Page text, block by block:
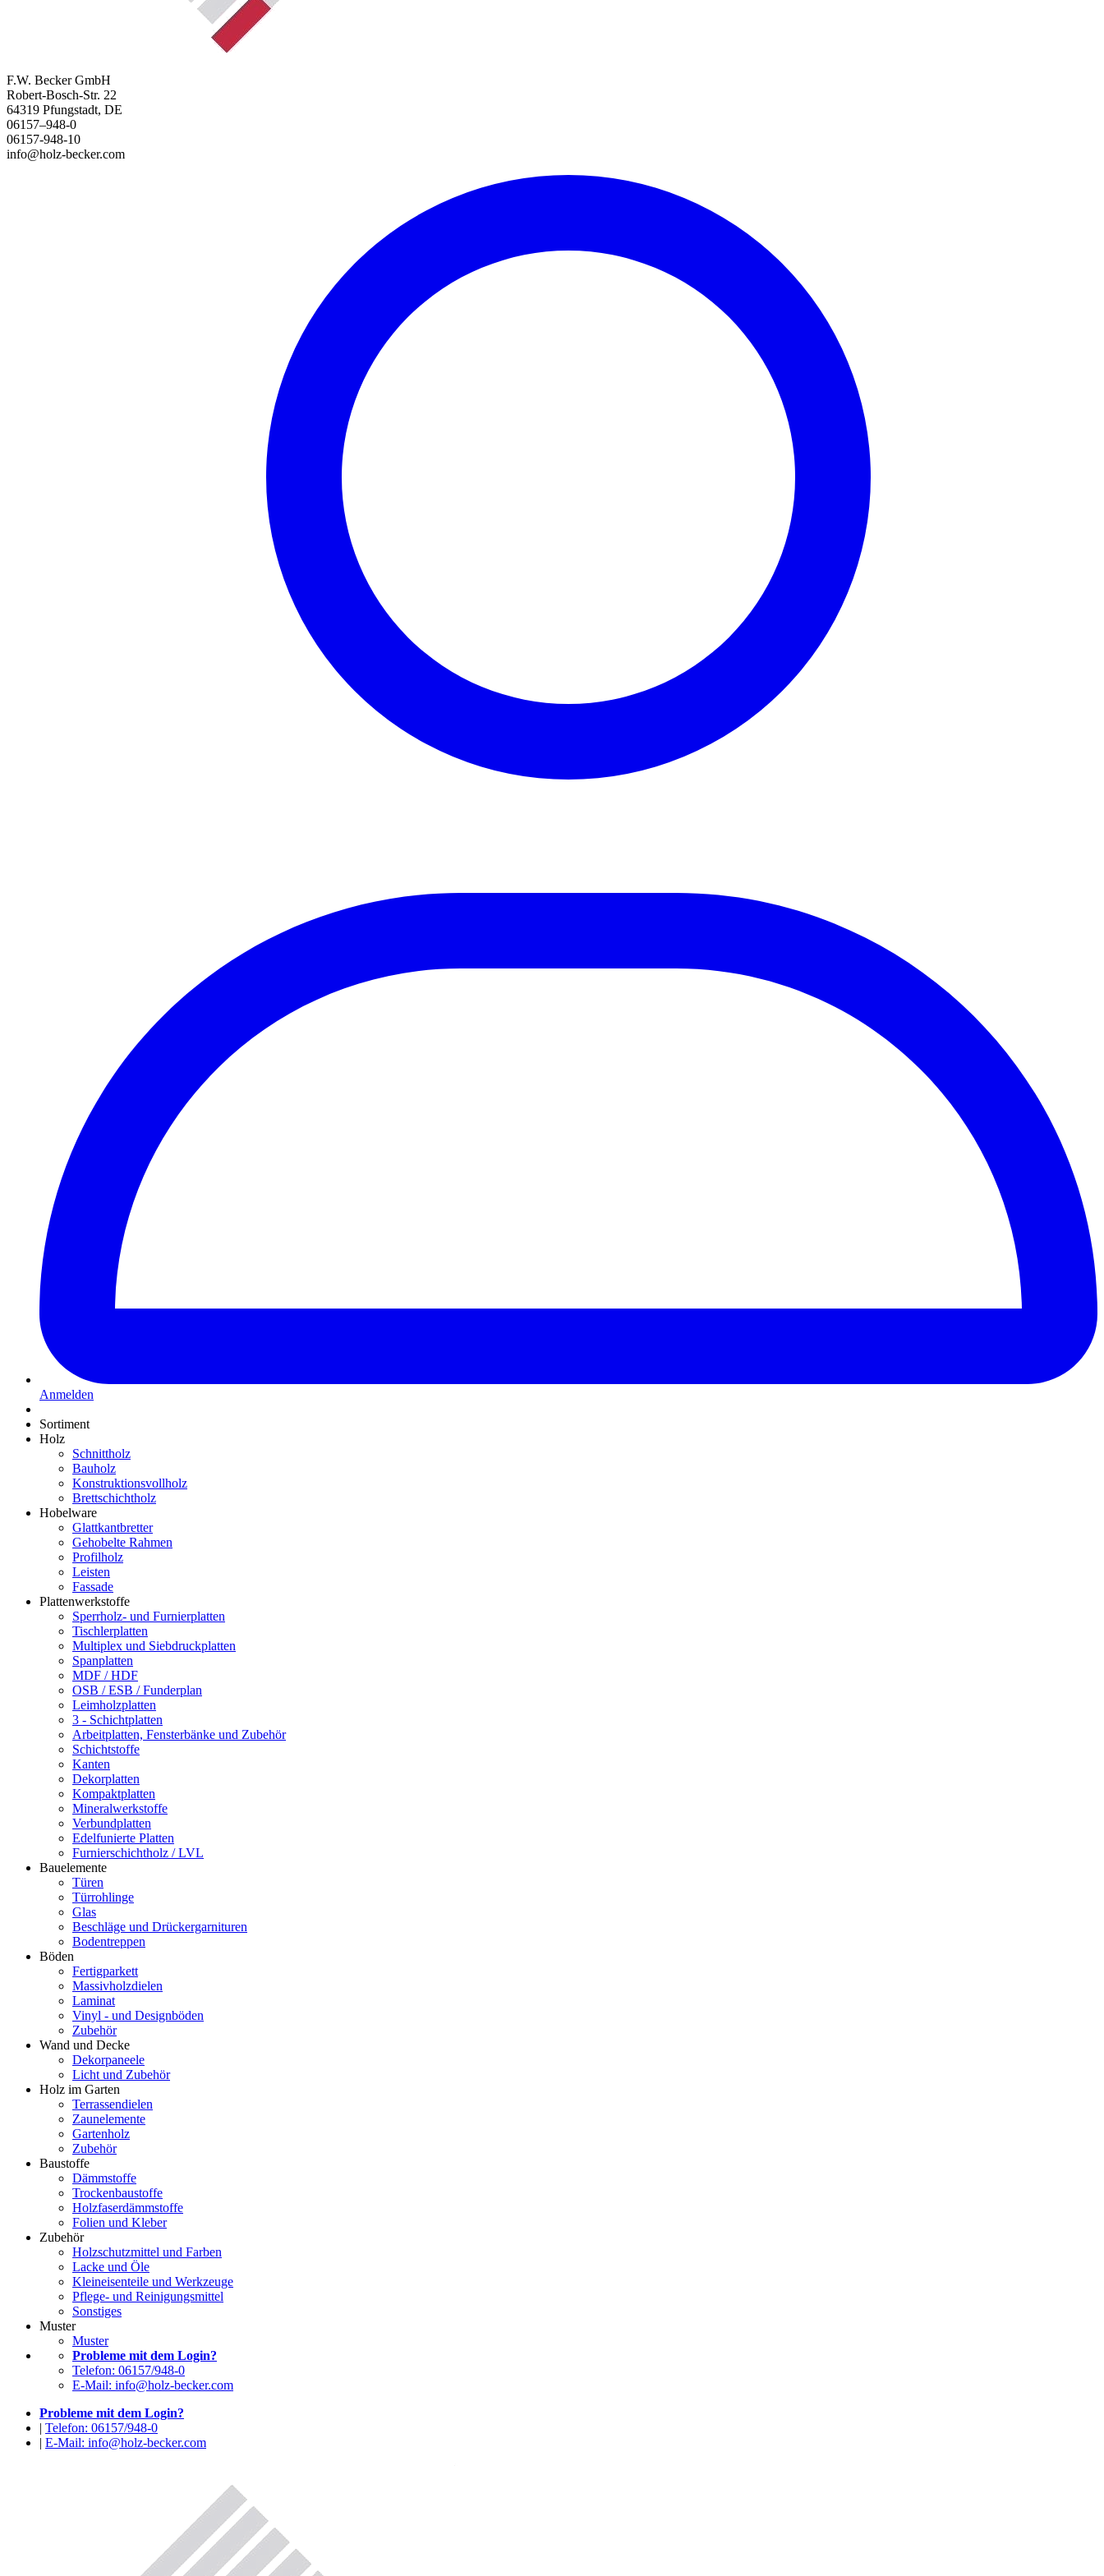
F.W. Becker GmbH
Robert-Bosch-Str. 22
64319 Pfungstadt, DE
06157–948-0
06157-948-10
info@holz-becker.com
Anmelden
Sortiment
Holz
Schnittholz
Bauholz
Konstruktionsvollholz
Brettschichtholz
Hobelware
Glattkantbretter
Gehobelte Rahmen
Profilholz
Leisten
Fassade
Plattenwerkstoffe
Sperrholz- und Furnierplatten
Tischlerplatten
Multiplex und Siebdruckplatten
Spanplatten
MDF / HDF
OSB / ESB / Funderplan
Leimholzplatten
3 - Schichtplatten
Arbeitplatten, Fensterbänke und Zubehör
Schichtstoffe
Kanten
Dekorplatten
Kompaktplatten
Mineralwerkstoffe
Verbundplatten
Edelfunierte Platten
Furnierschichtholz / LVL
Bauelemente
Türen
Türrohlinge
Glas
Beschläge und Drückergarnituren
Bodentreppen
Böden
Fertigparkett
Massivholzdielen
Laminat
Vinyl - und Designböden
Zubehör
Wand und Decke
Dekorpaneele
Licht und Zubehör
Holz im Garten
Terrassendielen
Zaunelemente
Gartenholz
Zubehör
Baustoffe
Dämmstoffe
Trockenbaustoffe
Holzfaserdämmstoffe
Folien und Kleber
Zubehör
Holzschutzmittel und Farben
Lacke und Öle
Kleineisenteile und Werkzeuge
Pflege- und Reinigungsmittel
Sonstiges
Muster
Muster
Probleme mit dem Login?
Telefon: 06157/948-0
E-Mail: info@holz-becker.com
Probleme mit dem Login?
| Telefon: 06157/948-0
| E-Mail: info@holz-becker.com